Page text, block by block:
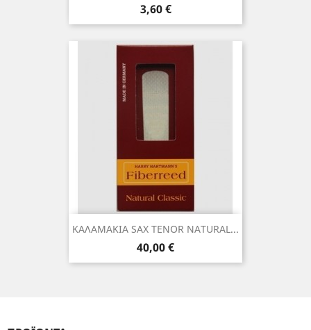
Τιμή
3,60 €
ΚΑΛΑΜΑΚΙΑ SAX TENOR NATURAL...
Τιμή
40,00 €